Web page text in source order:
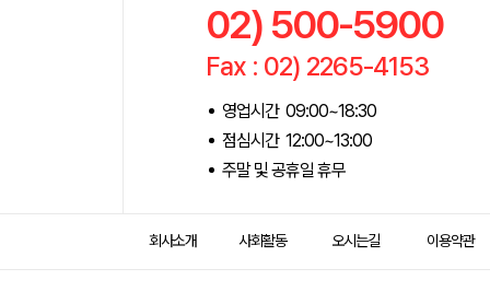
02) 500-5900
Fax : 02) 2265-4153
영업시간 09:00~18:30
점심시간 12:00~13:00
주말 및 공휴일 휴무
회사소개 사회활동 오시는길 이용약관